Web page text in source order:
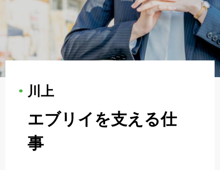
News お知らせ
About 企業について
Regular
Partner パート・アルバイト採用
川上
エブリイを支える仕
事